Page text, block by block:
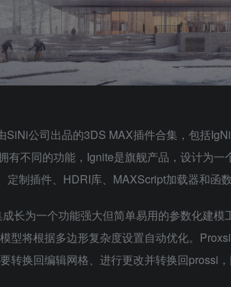
公司出品的3DS MAX插件合集，包括
有不同的功能，Ignite是旗舰产品，设计为
制插件、HDRI库、MAXScript加载器和函数
长为一个功能强大但简单易用的参数化建
型将根据多边形复杂度设置自动优化。
转换回编辑网格、进行更改并转换回prossi